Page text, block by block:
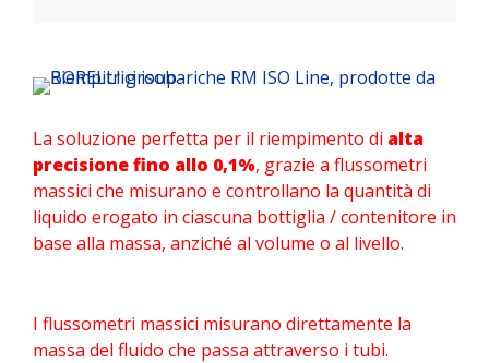
La soluzione perfetta per il riempimento di alta
precisione fino allo 0,1%, grazie a flussometri
massici che misurano e controllano la quantità di
liquido erogato in ciascuna bottiglia / contenitore in
base alla massa, anziché al volume o al livello.
I flussometri massici misurano direttamente la
massa del fluido che passa attraverso i tubi.